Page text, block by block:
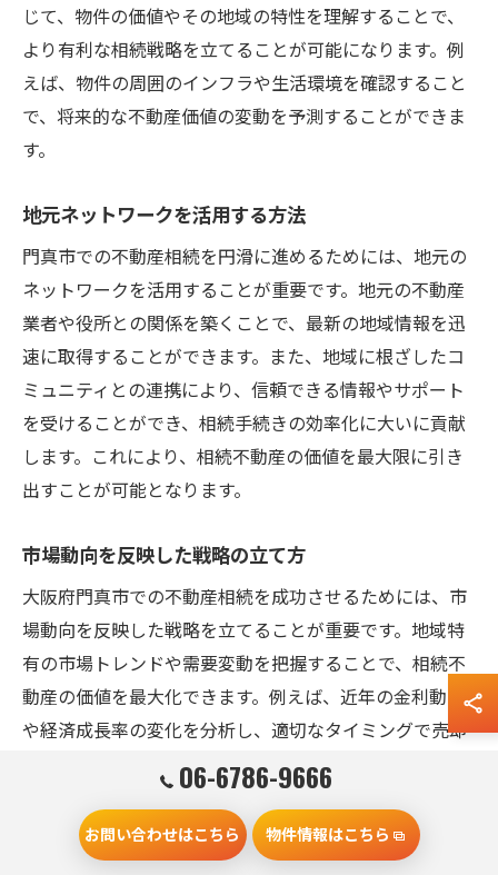
じて、物件の価値やその地域の特性を理解することで、
より有利な相続戦略を立てることが可能になります。例
えば、物件の周囲のインフラや生活環境を確認すること
で、将来的な不動産価値の変動を予測することができま
す。
地元ネットワークを活用する方法
門真市での不動産相続を円滑に進めるためには、地元の
ネットワークを活用することが重要です。地元の不動産
業者や役所との関係を築くことで、最新の地域情報を迅
速に取得することができます。また、地域に根ざしたコ
ミュニティとの連携により、信頼できる情報やサポート
を受けることができ、相続手続きの効率化に大いに貢献
します。これにより、相続不動産の価値を最大限に引き
出すことが可能となります。
市場動向を反映した戦略の立て方
大阪府門真市での不動産相続を成功させるためには、市
場動向を反映した戦略を立てることが重要です。地域特
有の市場トレンドや需要変動を把握することで、相続不
動産の価値を最大化できます。例えば、近年の金利動向
や経済成長率の変化を分析し、適切なタイミングで売却
や賃貸を検討することが求められます。また、地域のイ
ンフラ整備や開発計画も考慮に入れることで、長期的な
視野での資産運用が可能となります。これらの要素を総
合的に考慮し、専門家の意見を取り入れることで、最も
06-6786-9666
お問い合わせはこちら 物件情報はこちら